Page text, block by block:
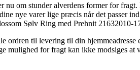
om stunder alverdens former for
nye varer lige præcis når det passer
Sølv Ring med Prehnit 21632010-
ordren til levering til din
mulighed for fragt kan ikke modsiges